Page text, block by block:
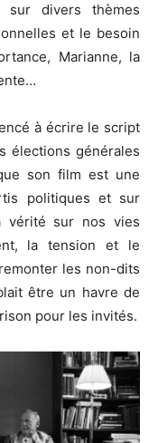
sur divers thèmes
et le besoin
Marianne, la
à écrire le script
élections générales
son film est une
politiques et sur
vérité sur nos vies
la tension et le
les non-dits
être un havre de
pour les invités.